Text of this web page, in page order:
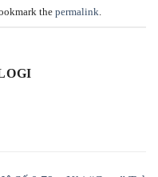
the permalink.